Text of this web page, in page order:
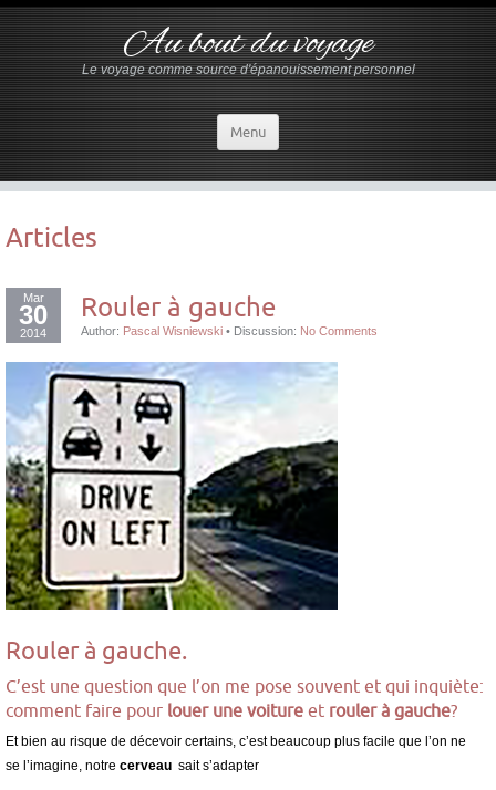
Au bout du voyage
Le voyage comme source d'épanouissement personnel
Menu
Articles
Mar
30
2014
Rouler à gauche
Author: Pascal Wisniewski • Discussion: No Comments
Rouler à gauche.
C’est une question que l’on me pose souvent et qui inquiète:
comment faire pour louer une voiture et rouler à gauche?
Et bien au risque de décevoir certains, c’est beaucoup plus facile que l’on ne
se l’imagine, notre cerveau sait s’adapter